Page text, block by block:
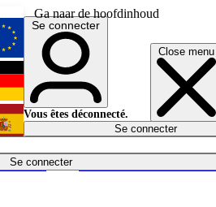
Ga naar de hoofdinhoud
Close menu
Se connecter
Économie
English
Deutsch
Español
Se connecter
Vous êtes déconnecté.
Se connecter